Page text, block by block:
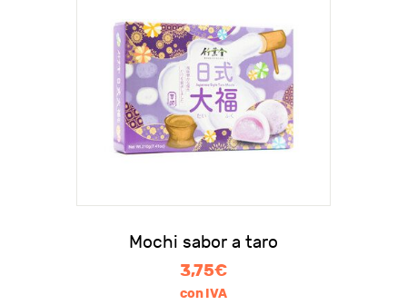
Mochi sabor a taro
3,75€
con IVA